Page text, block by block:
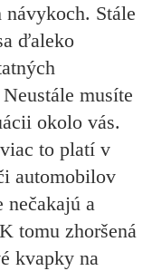
návykoch. Stále
ďaleko
musíte
okolo vás.
to platí v
automobilov
nečakajú a
tomu zhoršená
kvapky na